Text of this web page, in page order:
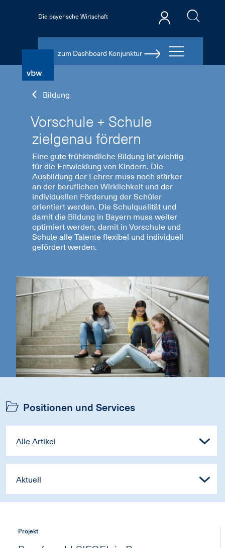
Die bayerische Wirtschaft
zum Dashboard Konjunktur
Bildung
Vorschule + Schule
zielgenau fördern
Eine gute frühkindliche Bildung ist wichtig
für die Entwicklung von Kindern. Die
Ausbildung der Lehrer muss noch stärker
an der beruflichen Wirklichkeit und der
individuellen Förderung der Schüler
orientiert werden. Die Schulqualität und
damit die Bildung in Bayern muss weiter
optimiert werden, damit in Vorschule und
Schule alle Talente flexibel und individuell
gefördert werden.
Positionen und Services
Alle Artikel
Aktuell
Projekt